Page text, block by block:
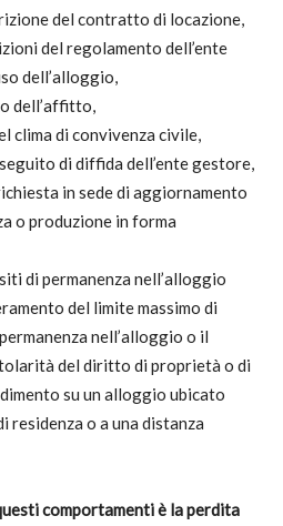
del contratto di locazione,
del regolamento dell’ente
dell’alloggio,
dell’affitto,
clima di convivenza civile,
di diffida dell’ente gestore,
in sede di aggiornamento
o produzione in forma
di permanenza nell’alloggio
del limite massimo di
nell’alloggio o il
del diritto di proprietà o di
su un alloggio ubicato
residenza o a una distanza
comportamenti è la perdita